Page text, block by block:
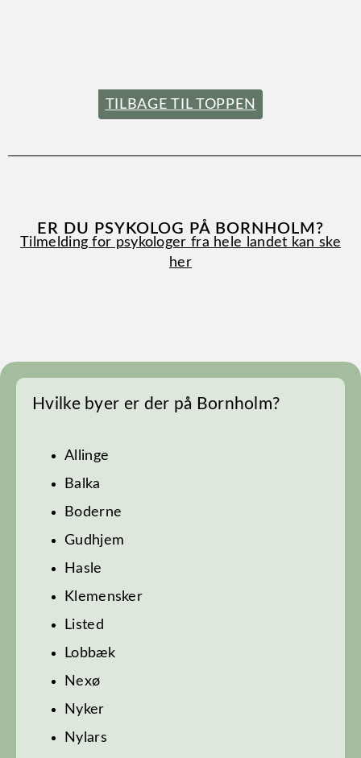
TILBAGE TIL TOPPEN
ER DU PSYKOLOG PÅ BORNHOLM?
Tilmelding for psykologer fra hele landet kan ske
her
Hvilke byer er der på Bornholm?
Allinge
Balka
Boderne
Gudhjem‎
Hasle
Klemensker
Listed
Lobbæk
Nexø‎
Nyker
Nylars